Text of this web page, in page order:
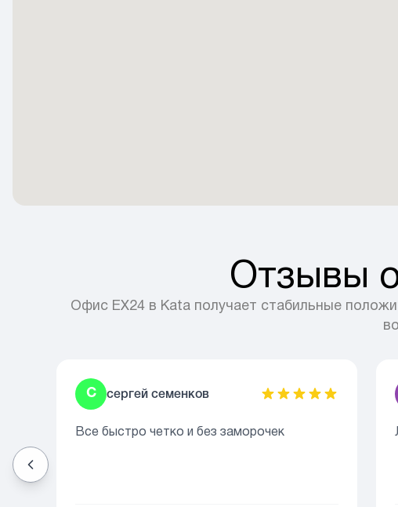
Отзывы
Офис EX24 в Kata получает стабильные
С сергей семенков
Все быстро четко и без заморочек